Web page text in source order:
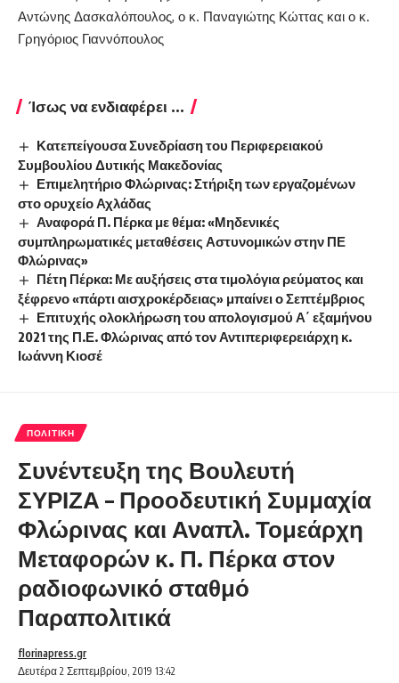
Αντώνης Δασκαλόπουλος, ο κ. Παναγιώτης Κώττας και ο κ.
Γρηγόριος Γιαννόπουλος
Ίσως να ενδιαφέρει ...
Κατεπείγουσα Συνεδρίαση του Περιφερειακού
Συμβουλίου Δυτικής Μακεδονίας
Επιμελητήριο Φλώρινας: Στήριξη των εργαζομένων
στο ορυχείο Αχλάδας
Αναφορά Π. Πέρκα με θέμα: «Μηδενικές
συμπληρωματικές μεταθέσεις Αστυνομικών στην ΠΕ
Φλώρινας»
Πέτη Πέρκα: Με αυξήσεις στα τιμολόγια ρεύματος και
ξέφρενο «πάρτι αισχροκέρδειας» μπαίνει ο Σεπτέμβριος
Επιτυχής ολοκλήρωση του απολογισμού Α΄ εξαμήνου
2021 της Π.Ε. Φλώρινας από τον Αντιπεριφερειάρχη κ.
Ιωάννη Κιοσέ
ΠΟΛΙΤΙΚΉ
Συνέντευξη της Βουλευτή
ΣΥΡΙΖΑ – Προοδευτική Συμμαχία
Φλώρινας και Αναπλ. Τομεάρχη
Μεταφορών κ. Π. Πέρκα στον
ραδιοφωνικό σταθμό
Παραπολιτικά
Δευτέρα 2 Σεπτεμβρίου, 2019 13:42
florinapress.gr